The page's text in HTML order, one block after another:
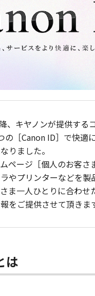
、キヤノンが提供する
の［Canon ID］で快適
りました。
ページ［個人のお客さ
やプリンターなどを製
ま一人ひとりに合わせ
をご提供させて頂きま
は